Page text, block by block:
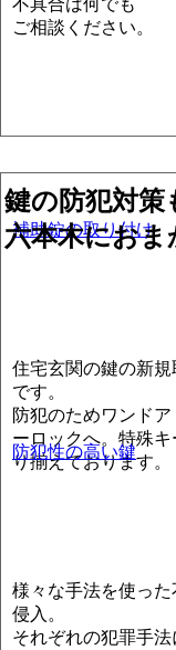
不具合は何でも
ご相談ください。
鍵の防犯対策
六本木におま
補助錠の取り付け
住宅玄関の鍵の新規
です。
防犯のためワンドア
ーロックへ。特殊キ
り揃えております。
防犯性の高い鍵
様々な手法を使った
侵入。
それぞれの犯罪手法